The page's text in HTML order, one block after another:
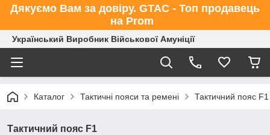
Дякуємо Вам за довіру. GTAC - Топ продавець
на Prom
Український Виробник Військової Амуніції
Каталог Тактичні пояси та ремені Тактичний пояс F1
Тактичний пояс F1